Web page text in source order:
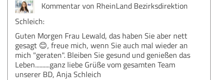
Kommentar von RheinLand Bezirksdirektion
Schleich:
Guten Morgen Frau Lewald, das haben Sie aber nett
gesagt 😊, freue mich, wenn Sie auch mal wieder an
mich "geraten". Bleiben Sie gesund und genießen das
Leben..........ganz liebe Grüße vom gesamten Team
unserer BD, Anja Schleich